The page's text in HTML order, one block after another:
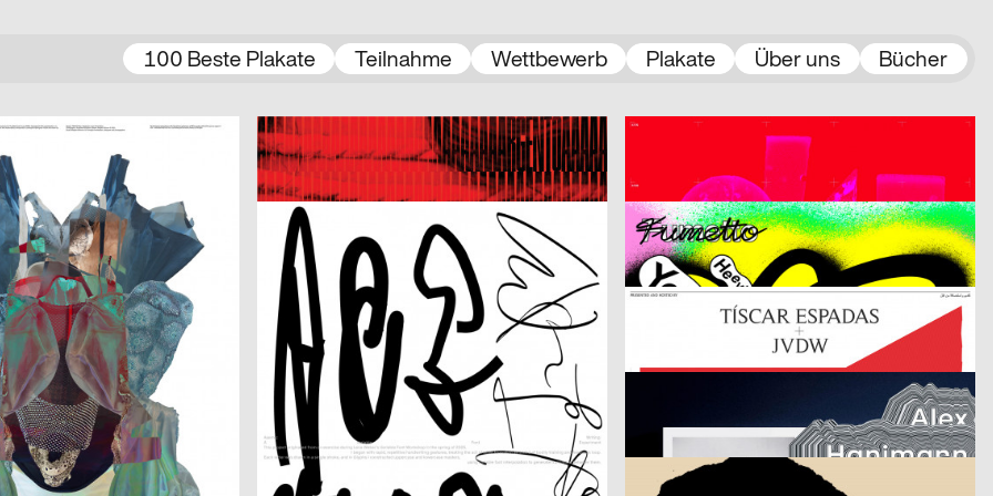
100 Beste Plakate Teilnahme Wettbewerb Plakate Über uns Bücher
Michel Domeisen, Emily Horrolt, Hannah Klarer CH
2025
Dario Argento, Filmpodium Zürich
CH Shiping Sheng
From Letter to Gesture
Johnson / Kingston CH
2025
Fumetto Comic Festival 2025
CH
wenige)
Benoît Brun CH
ECAL Open Day 2025
Audretsch Massimiliano
2025
2025
Atelier BLVDR CH
2025
44e AMR Jazz Festival
CH
2025
Alex Hanimann in der Produktionshalle von Tobias Lenggenhager
A lugma
2025
DWA Graphic design department